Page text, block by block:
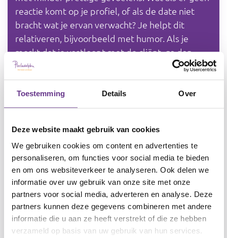
Toestemming Details Over
Deze website maakt gebruik van cookies
We gebruiken cookies om content en advertenties te
personaliseren, om functies voor social media te bieden
en om ons websiteverkeer te analyseren. Ook delen we
informatie over uw gebruik van onze site met onze
partners voor social media, adverteren en analyse. Deze
partners kunnen deze gegevens combineren met andere
informatie die u aan ze heeft verstrekt of die ze hebben
verzameld op basis van uw gebruik van hun services.
reactie komt op je profiel, of als de date niet
bracht wat je ervan verwacht? Je helpt dit
relativeren, bijvoorbeeld met humor. Als je
merkt dat je vastloopt met de cliënt, ga dan
altijd terug naar de basis, de thema’s van blok 1
ik. Of maak een cross-over naar vriendschap en
netwerk.
ben ik, wat zoek ik?
Hoe bouw je het op? en crossovers
De opbouw van het materiaal is chronologisch:
je werkt van stap 1 naar 2, 3, enzovoort.
Begin bij het werkblad. Hierin wordt verwezen
naar andere werkvormen die je kunt gebruiken
(praatplaat, spel, enz.).